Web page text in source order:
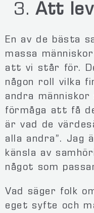
Att
En av de bästa
massa
att vi står för.
någon roll vilka
andra
förmåga att få
är vad de
alla andra”.
känsla av
något som
Vad säger folk
eget syfte och